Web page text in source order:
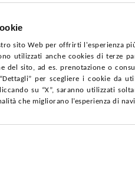
sito Web per offrirti l'esperienza
utilizzati anche cookies di terze
del sito, ad es. prenotazione o
per scegliere i cookie da
su “X”, saranno utilizzati
che migliorano l’esperienza di
COOKIE POLICY
ACCESSIBILITÀ